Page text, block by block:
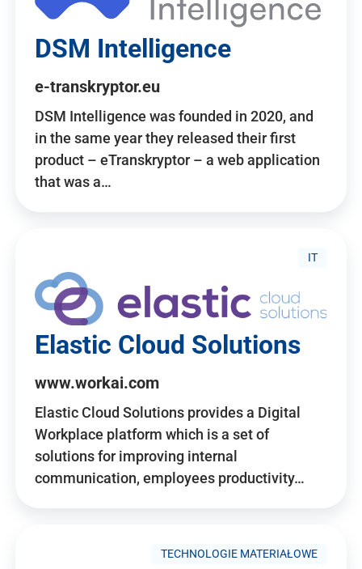
DSM Intelligence
e-transkryptor.eu
DSM Intelligence was founded in 2020, and
in the same year they released their first
product – eTranskryptor – a web application
that was a…
IT
Elastic Cloud Solutions
www.workai.com
Elastic Cloud Solutions provides a Digital
Workplace platform which is a set of
solutions for improving internal
communication, employees productivity…
TECHNOLOGIE MATERIAŁOWE